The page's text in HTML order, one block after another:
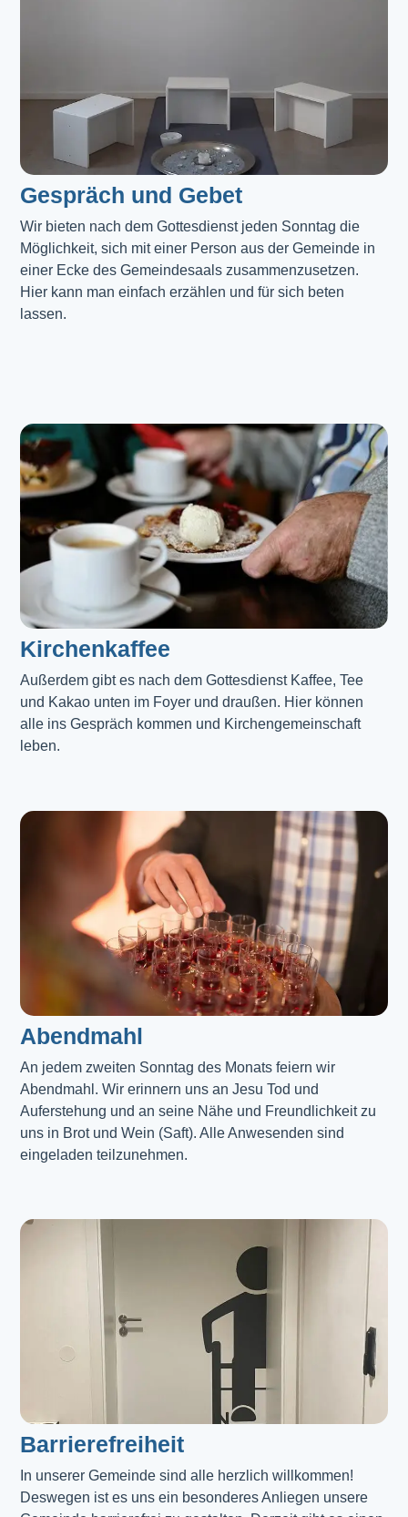
Gespräch und Gebet
Wir bieten nach dem Gottesdienst jeden Sonntag die
Möglichkeit, sich mit einer Person aus der Gemeinde in
einer Ecke des Gemeindesaals zusammenzusetzen.
Hier kann man einfach erzählen und für sich beten
lassen.
Kirchenkaffee
Außerdem gibt es nach dem Gottesdienst Kaffee, Tee
und Kakao unten im Foyer und draußen. Hier können
alle ins Gespräch kommen und Kirchengemeinschaft
leben.
Abendmahl​
An jedem zweiten Sonntag des Monats feiern wir
Abendmahl. Wir erinnern uns an Jesu Tod und
Auferstehung und an seine Nähe und Freundlichkeit zu
uns in Brot und Wein (Saft). Alle Anwesenden sind
eingeladen teilzunehmen.
Barrierefreiheit
In unserer Gemeinde sind alle herzlich willkommen!
Deswegen ist es uns ein besonderes Anliegen unsere